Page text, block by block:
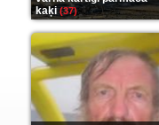
kaķi(37)